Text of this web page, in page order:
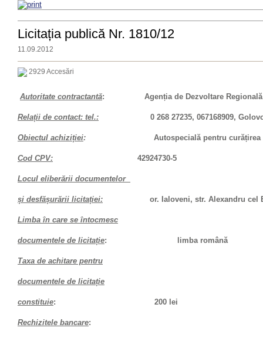
Licitația publică Nr. 1810/12
11.09.2012
2929 Accesări
Autoritate contractantă: Agenția de Dezvoltare Regională
Relații de contact: tel.: 0 268 27235, 067168909,
Obiectul achiziției: Autospecială pentru
Cod CPV: 42924730-5
Locul eliberării documentelor
și desfășurării licitației: or. Ialoveni, str. Alexandru cel
Limba în care se întocmesc
documentele de licitație: limba română
Taxa de achitare pentru
documentele de licitație
constituie: 200 lei
Rechizitele bancare: